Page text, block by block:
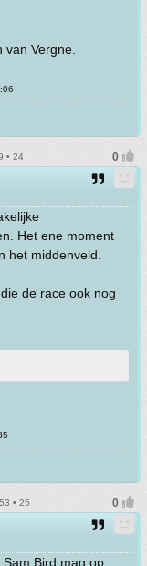
van Vergne.
• 24
Het ene moment
het middenveld.
de race ook nog
• 25
Bird mag op